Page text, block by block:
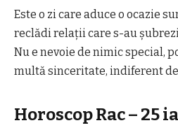
Este o zi care aduce o ocazie
reclădi relații care s-au
Nu e nevoie de nimic special,
multă sinceritate, indiferent
Horoscop Rac – 25